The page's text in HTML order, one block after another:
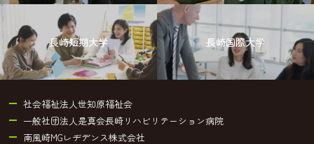
長崎短期大学 長崎国際大学
社会福祉法人世知原福祉会
一般社団法人是真会長崎リハビリテーション病院
南風崎MGレヂデンス株式会社